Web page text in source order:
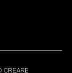
CREARE